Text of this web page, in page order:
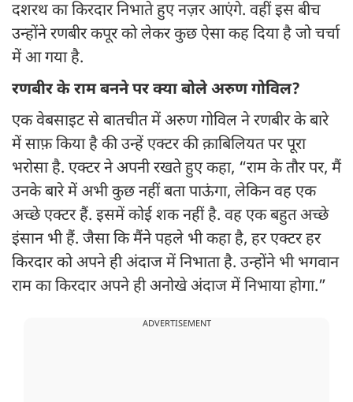
दशरथ का किरदार निभाते हुए नज़र आएंगे. वहीं इस बीच
उन्होंने रणबीर कपूर को लेकर कुछ ऐसा कह दिया है जो चर्चा
में आ गया है.
रणबीर के राम बनने पर क्या बोले अरुण गोविल?
एक वेबसाइट से बातचीत में अरुण गोविल ने रणबीर के बारे
में साफ़ किया है की उन्हें एक्टर की क़ाबिलियत पर पूरा
भरोसा है. एक्टर ने अपनी रखते हुए कहा, “राम के तौर पर, मैं
उनके बारे में अभी कुछ नहीं बता पाऊंगा, लेकिन वह एक
अच्छे एक्टर हैं. इसमें कोई शक नहीं है. वह एक बहुत अच्छे
इंसान भी हैं. जैसा कि मैंने पहले भी कहा है, हर एक्टर हर
किरदार को अपने ही अंदाज में निभाता है. उन्होंने भी भगवान
राम का किरदार अपने ही अनोखे अंदाज में निभाया होगा.”
ADVERTISEMENT